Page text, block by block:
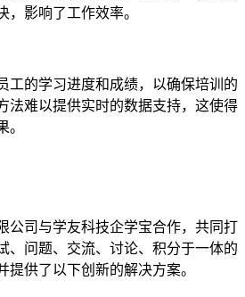
，影响了工作效率。
工的学习进度和成绩，以确保培训的
法难以提供实时的数据支持，这使得
。
公司与学友科技企学宝合作，共同打
、问题、交流、讨论、积分于一体的
提供了以下创新的解决方案。